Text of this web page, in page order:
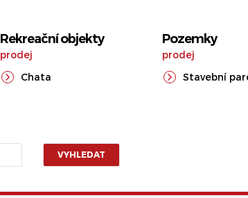
Rekreační objekty
prodej
Chata
Pozemky
prodej
Stavební
VYHLEDAT